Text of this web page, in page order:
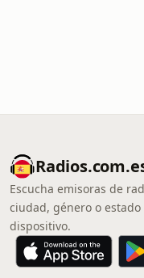
Escucha emisoras de
ciudad, género o
dispositivo.